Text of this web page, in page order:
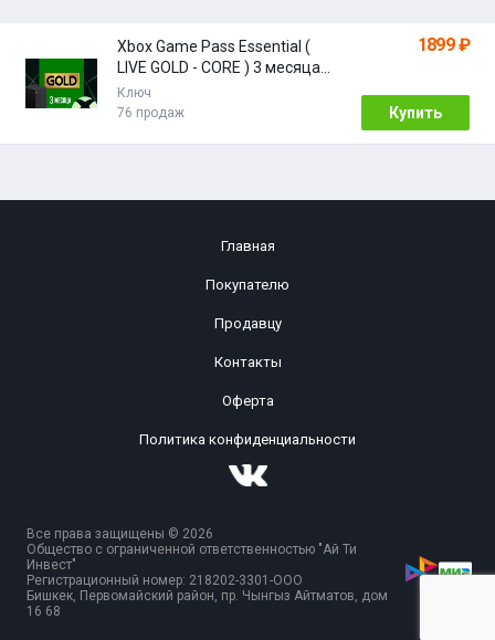
Xbox Game Pass Essential (
LIVE GOLD - CORE ) 3 месяца
КЛЮЧ НА ЛЮБОЙ АККАУНТ
Ключ
76 продаж
1899 ₽
Купить
Главная
Покупателю
Продавцу
Контакты
Оферта
Политика конфиденциальности
Все права защищены © 2026
Общество с ограниченной ответственностью "Ай Ти
Инвест"
Регистрационный номер: 218202-3301-ООО
Бишкек, Первомайский район, пр. Чынгыз Айтматов, дом
16 68